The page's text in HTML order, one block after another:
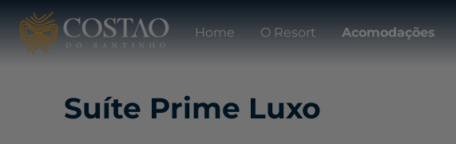
Home O Resort Acomodações
Suíte Prime Luxo